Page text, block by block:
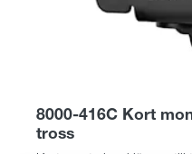
8000-416C Kort
tross